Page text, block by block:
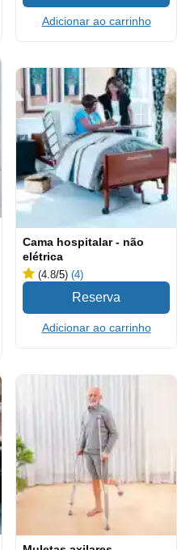
Adicionar ao carrinho
Cama hospitalar - não
elétrica
(4.8/5) (4)
Adicionar ao carrinho